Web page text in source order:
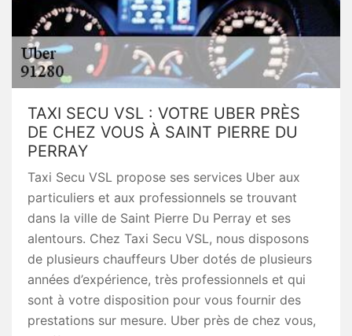
TAXI SECU VSL : VOTRE UBER PRÈS
DE CHEZ VOUS À SAINT PIERRE DU
PERRAY
Taxi Secu VSL propose ses services Uber aux
particuliers et aux professionnels se trouvant
dans la ville de Saint Pierre Du Perray et ses
alentours. Chez Taxi Secu VSL, nous disposons
de plusieurs chauffeurs Uber dotés de plusieurs
années d’expérience, très professionnels et qui
sont à votre disposition pour vous fournir des
prestations sur mesure. Uber près de chez vous,